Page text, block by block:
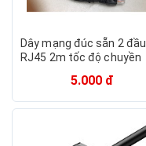
Dây mạng đúc sẵn 2 đầu
RJ45 2m tốc độ chuyền
(ethernet)5.000 đ